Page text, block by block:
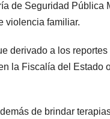
de Seguridad Pública
violencia familiar.
derivado a los
la Fiscalía del Estado
de brindar